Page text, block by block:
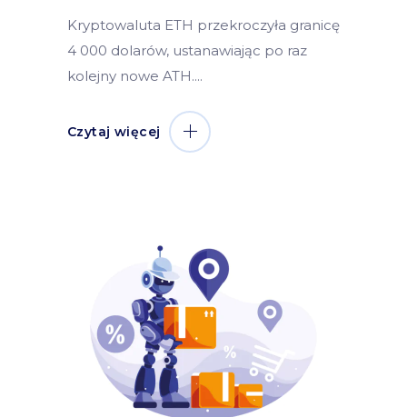
Kryptowaluta ETH przekroczyła granicę
4 000 dolarów, ustanawiając po raz
kolejny nowe ATH.
Czytaj więcej